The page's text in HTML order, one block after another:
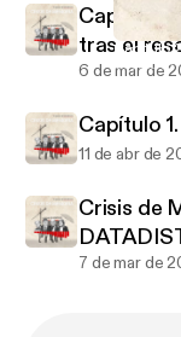
Capítulo
Capítulo
tras el
6 de mar de
Capítulo
11 de abr de
Crisis de
7 de mar de